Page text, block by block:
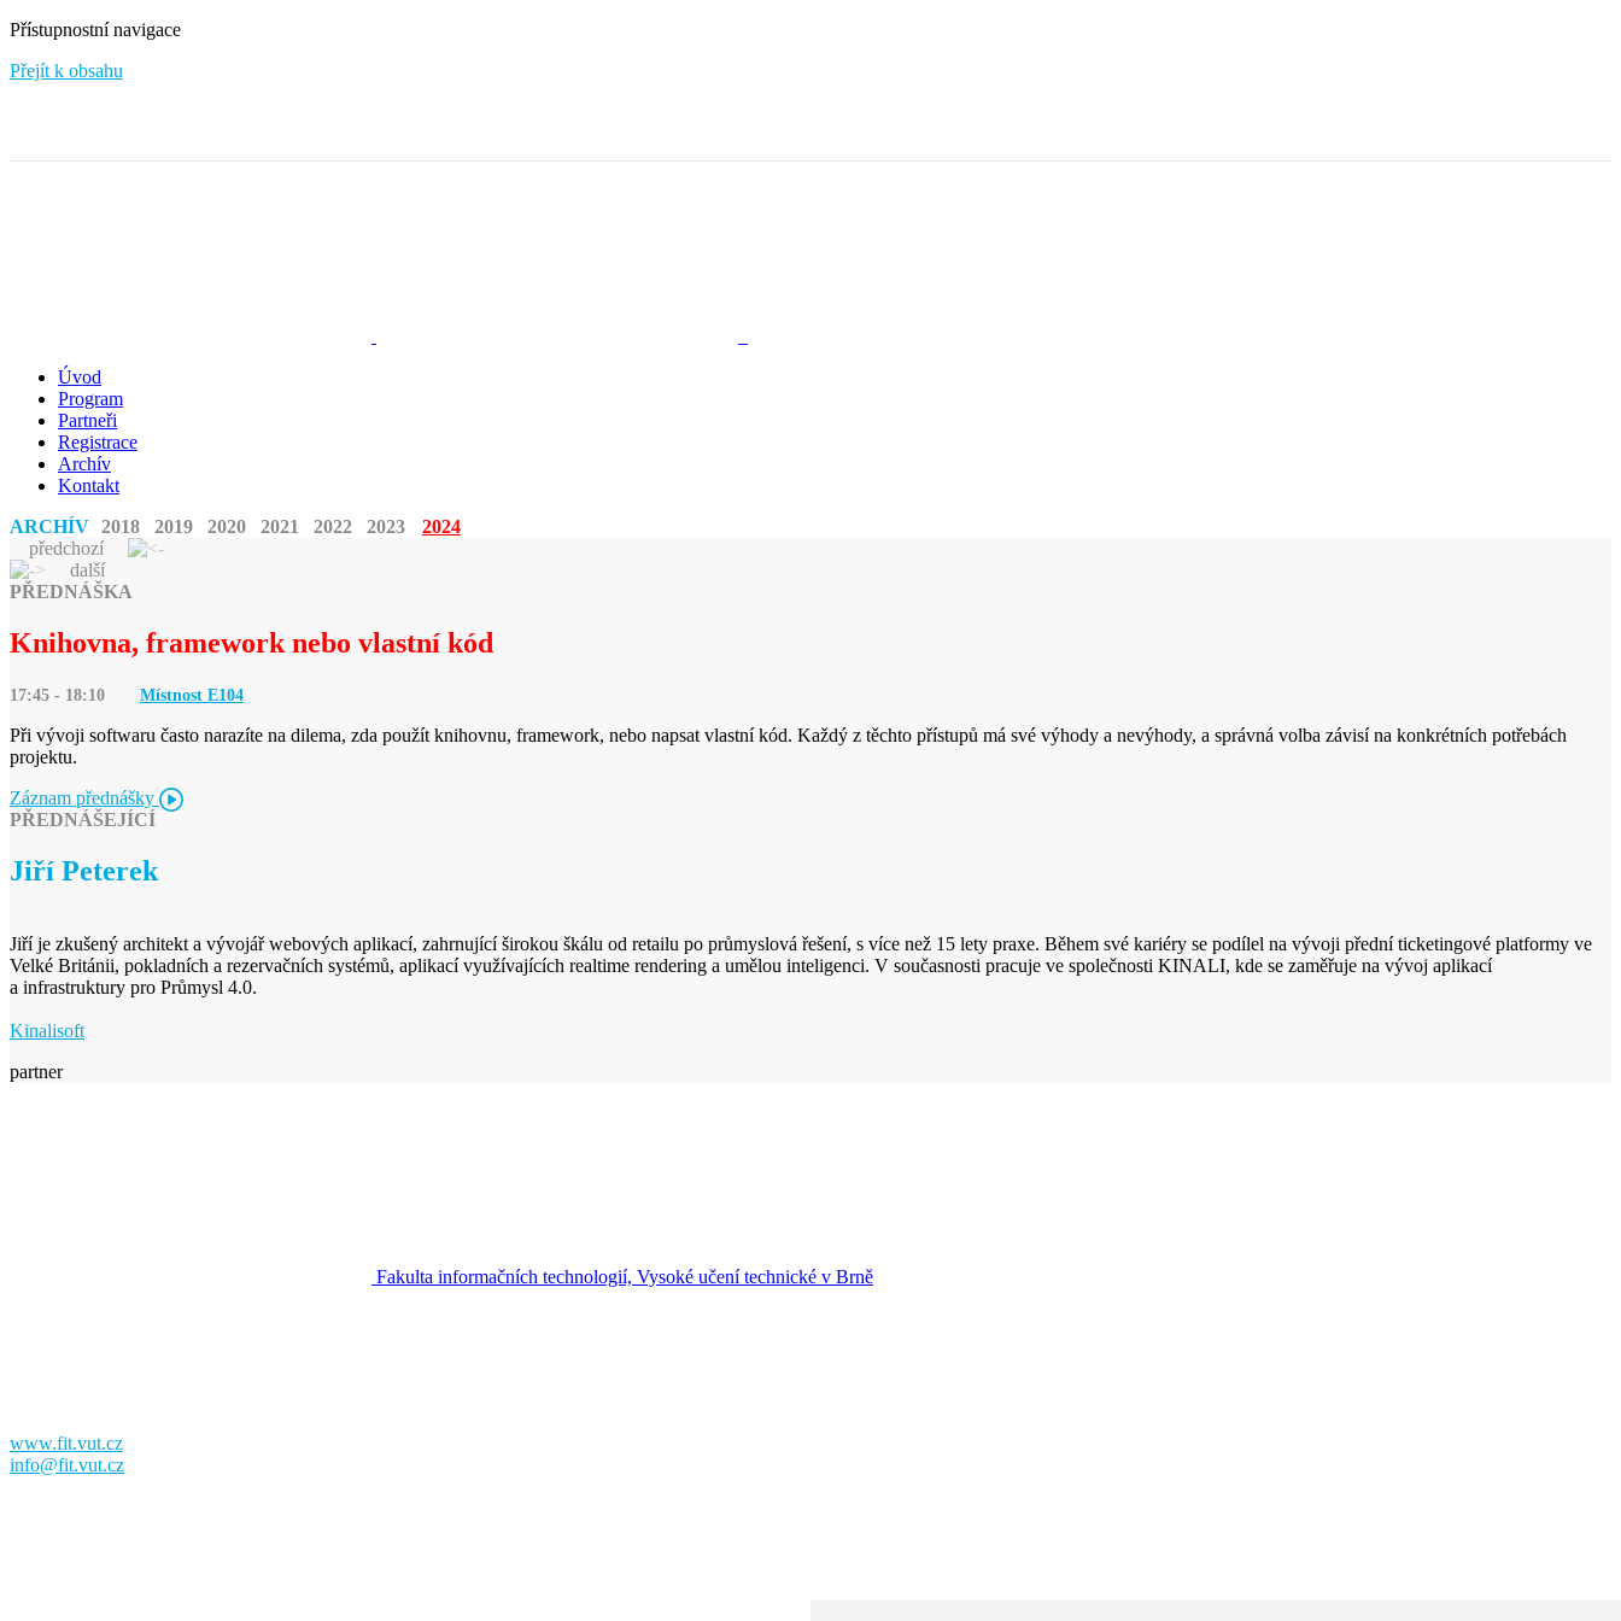
Přístupnostní navigace
Přejít k obsahu
Úvod
Program
Partneři
Registrace
Archív
Kontakt
ARCHÍV 2018 2019 2020 2021 2022 2023
2024
předchozí
další
PŘEDNÁŠKA
Knihovna, framework nebo vlastní kód
17:45 - 18:10 Místnost E104
Při vývoji softwaru často narazíte na dilema, zda použít knihovnu, framework, nebo napsat vlastní kód. Každý z těchto přístupů má své výhody a nevýhody, a správná volba závisí na konkrétních potřebách
projektu.
Záznam přednášky
PŘEDNÁŠEJÍCÍ
Jiří Peterek
Jiří je zkušený architekt a vývojář webových aplikací, zahrnující širokou škálu od retailu po průmyslová řešení, s více než 15 lety praxe. Během své kariéry se podílel na vývoji přední ticketingové platformy ve
Velké Británii, pokladních a rezervačních systémů, aplikací využívajících realtime rendering a umělou inteligenci. V současnosti pracuje ve společnosti KINALI, kde se zaměřuje na vývoj aplikací
a infrastruktury pro Průmysl 4.0.
Kinalisoft
partner
Fakulta informačních technologií, Vysoké učení technické v Brně
www.fit.vut.cz
info@fit.vut.cz